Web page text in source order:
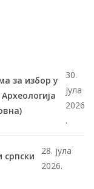
за избор у
30.
јула
2026
.
28. јула
2026.